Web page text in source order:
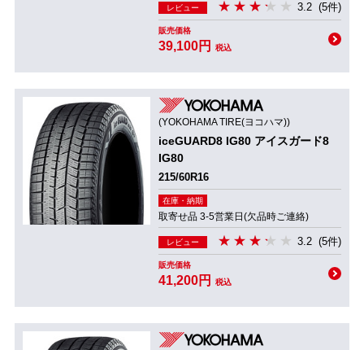
レビュー 3.2 (5件)
販売価格
39,100円 税込
(YOKOHAMA TIRE(ヨコハマ))
iceGUARD8 IG80 アイスガード8
IG80
215/60R16
在庫・納期
取寄せ品 3-5営業日(欠品時ご連絡)
レビュー 3.2 (5件)
販売価格
41,200円 税込